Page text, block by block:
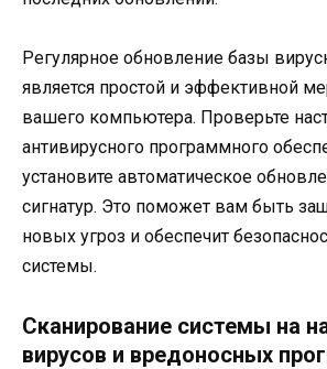
Регулярное обновление базы
является простой и эффективной
вашего компьютера. Проверьте
антивирусного программного
установите автоматическое
сигнатур. Это поможет вам быть
новых угроз и обеспечит
системы.
Сканирование системы на
вирусов и вредоносных